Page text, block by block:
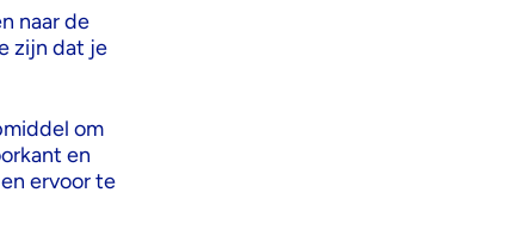
naar de
zijn dat je
om
en
ervoor te